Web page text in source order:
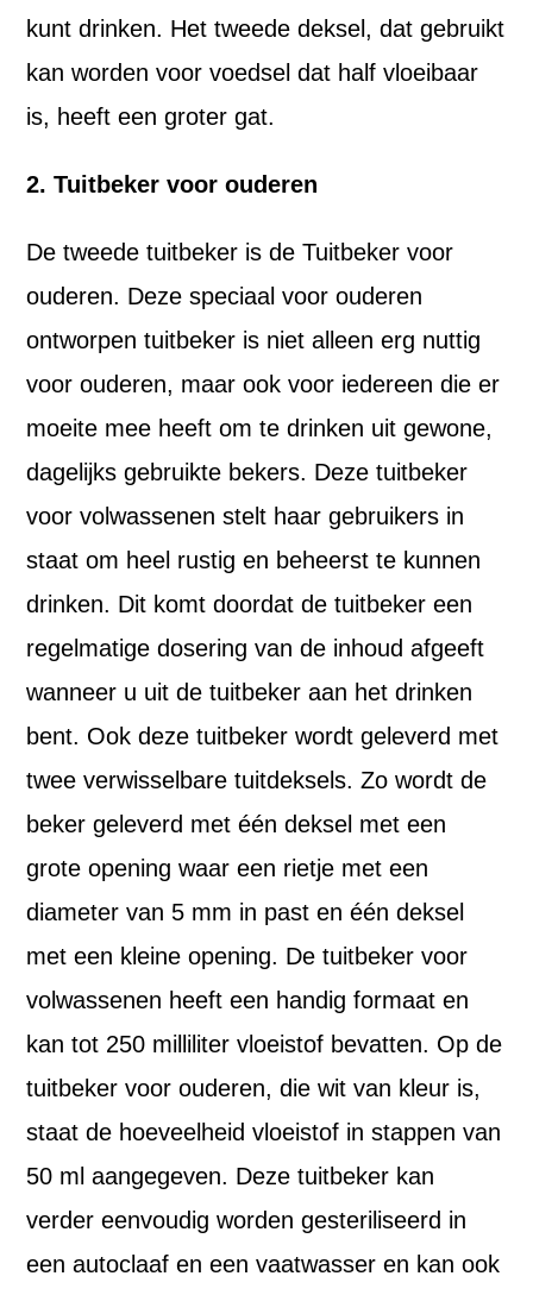
kunt drinken. Het tweede deksel, dat gebruikt
kan worden voor voedsel dat half vloeibaar
is, heeft een groter gat.
2. Tuitbeker voor ouderen
De tweede tuitbeker is de Tuitbeker voor
ouderen. Deze speciaal voor ouderen
ontworpen tuitbeker is niet alleen erg nuttig
voor ouderen, maar ook voor iedereen die er
moeite mee heeft om te drinken uit gewone,
dagelijks gebruikte bekers. Deze tuitbeker
voor volwassenen stelt haar gebruikers in
staat om heel rustig en beheerst te kunnen
drinken. Dit komt doordat de tuitbeker een
regelmatige dosering van de inhoud afgeeft
wanneer u uit de tuitbeker aan het drinken
bent. Ook deze tuitbeker wordt geleverd met
twee verwisselbare tuitdeksels. Zo wordt de
beker geleverd met één deksel met een
grote opening waar een rietje met een
diameter van 5 mm in past en één deksel
met een kleine opening. De tuitbeker voor
volwassenen heeft een handig formaat en
kan tot 250 milliliter vloeistof bevatten. Op de
tuitbeker voor ouderen, die wit van kleur is,
staat de hoeveelheid vloeistof in stappen van
50 ml aangegeven. Deze tuitbeker kan
verder eenvoudig worden gesteriliseerd in
een autoclaaf en een vaatwasser en kan ook